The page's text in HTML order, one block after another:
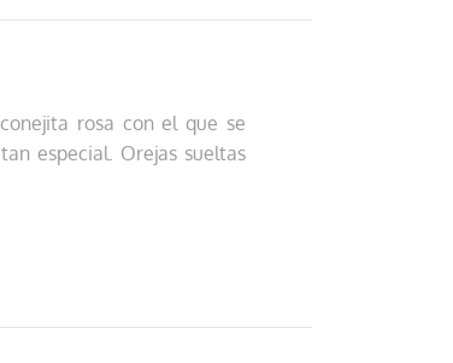
rosa con el que se
especial. Orejas sueltas